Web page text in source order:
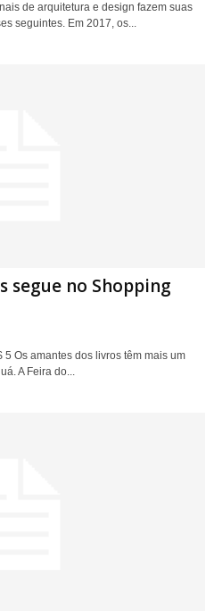
de arquitetura e design fazem suas
seguintes. Em 2017, os...
segue no Shopping
Os amantes dos livros têm mais um
A Feira do...